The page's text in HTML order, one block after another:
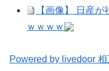
【画像】 日産
ｗｗｗｗ
Powered by livedoor